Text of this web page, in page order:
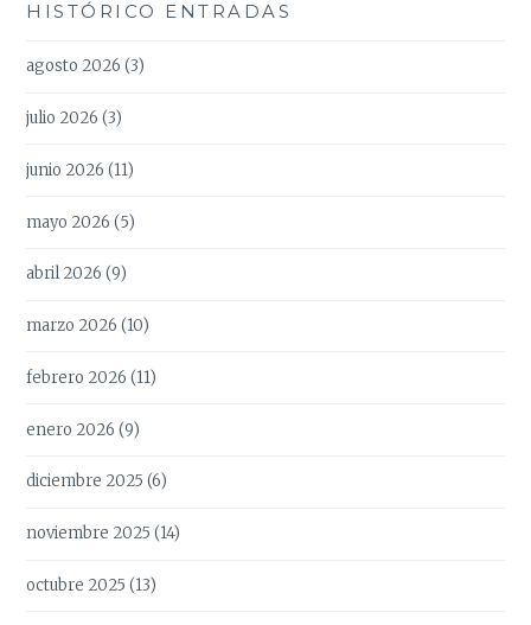
HISTÓRICO ENTRADAS
agosto 2026 (3)
julio 2026 (3)
junio 2026 (11)
mayo 2026 (5)
abril 2026 (9)
marzo 2026 (10)
febrero 2026 (11)
enero 2026 (9)
diciembre 2025 (6)
noviembre 2025 (14)
octubre 2025 (13)